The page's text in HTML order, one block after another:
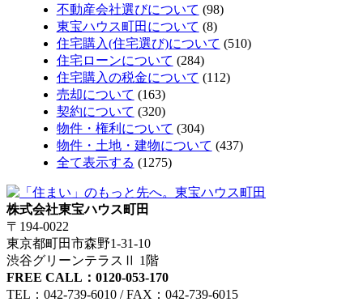
不動産会社選びについて (98)
東宝ハウス町田について (8)
住宅購入(住宅選び)について (510)
住宅ローンについて (284)
住宅購入の税金について (112)
売却について (163)
契約について (320)
物件・権利について (304)
物件・土地・建物について (437)
全て表示する (1275)
株式会社東宝ハウス町田
〒194-0022
東京都町田市森野1-31-10
渋谷グリーンテラスⅡ 1階
FREE CALL：0120-053-170
TEL：042-739-6010 / FAX：042-739-6015